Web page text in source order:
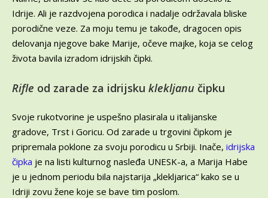
Idrije. Ali je razdvojena porodica i nadalje održavala bliske
porodične veze. Za moju temu je takođe, dragocen opis
delovanja njegove bake Marije, očeve majke, koja se celog
života bavila izradom idrijskih čipki.
Rifle od zarade za idrijsku klekljanu čipku
Svoje rukotvorine je uspešno plasirala u italijanske
gradove, Trst i Goricu. Od zarade u trgovini čipkom je
pripremala poklone za svoju porodicu u Srbiji. Inače, idrijska
čipka je na listi kulturnog nasleđa UNESK-a, a Marija Habe
je u jednom periodu bila najstarija „klekljarica“ kako se u
Idriji zovu žene koje se bave tim poslom.